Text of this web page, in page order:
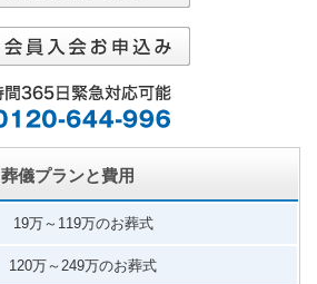
葬儀プランと費用
19万～119万のお葬式
120万～249万のお葬式